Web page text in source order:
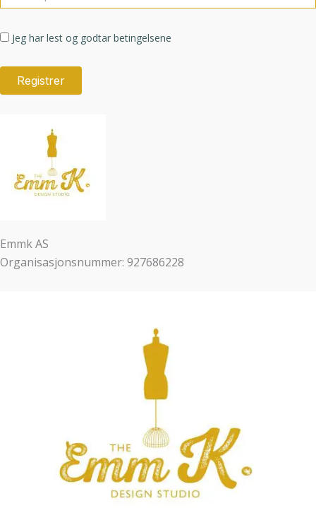
Jeg har lest og godtar betingelsene
Emmk AS
Organisasjonsnummer: 927686228